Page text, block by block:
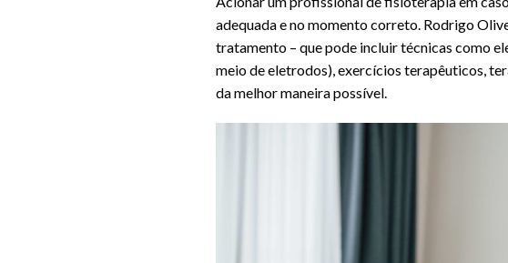
adequada e no momento correto. Rodrigo
tratamento – que pode incluir técnicas como
meio de eletrodos), exercícios terapêuticos,
da melhor maneira possível.